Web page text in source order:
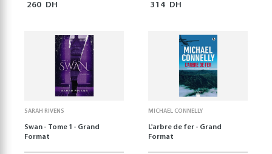
260 DH 314 DH
SARAH RIVENS
Swan - Tome 1 - Grand
Format
MICHAEL CONNELLY
L'arbre de fer - Grand
Format